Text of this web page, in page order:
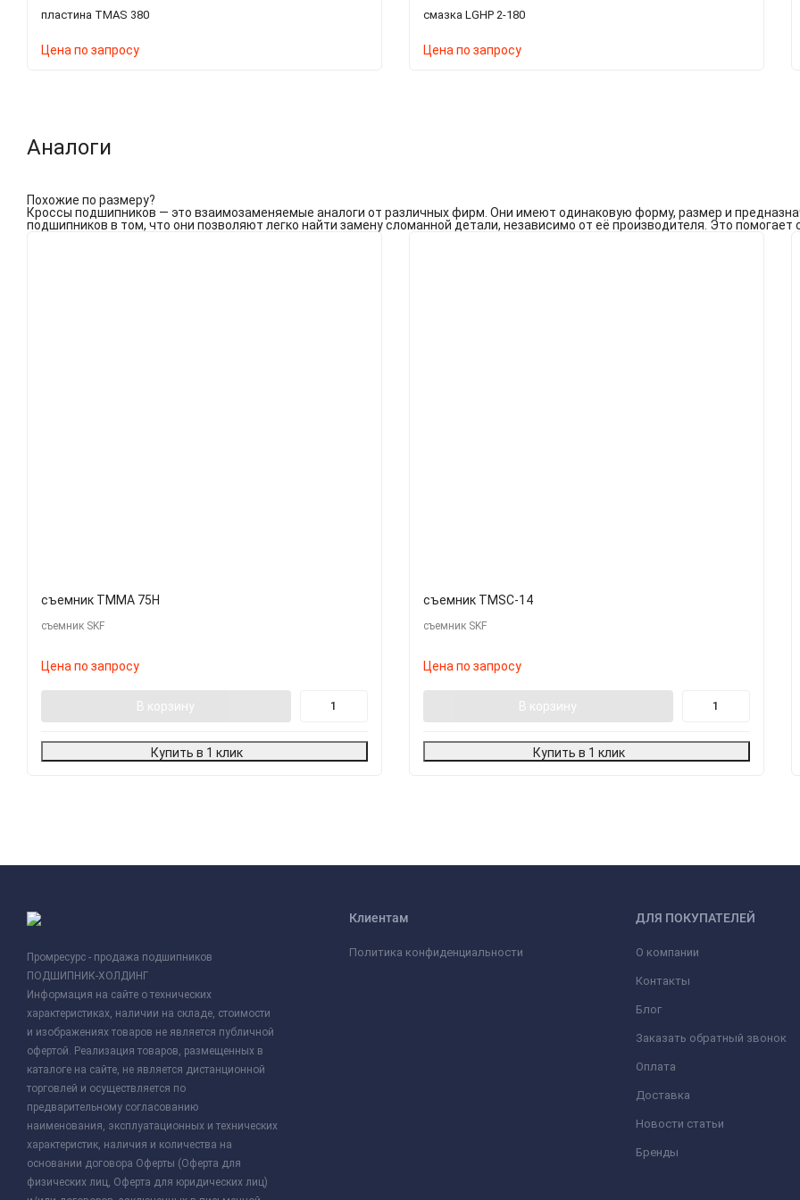
пластина TMAS 380
Цена по запросу
смазка LGHP 2-180
Цена по запросу
Аналоги
Похожие по размеру?
Кроссы подшипников — это взаимозаменяемые аналоги от различных фирм. Они имеют одинаковую форму, размер и
подшипников в том, что они позволяют легко найти замену сломанной детали, независимо от её производителя. Это
съемник TMMA 75H
съемник SKF
Цена по запросу
В корзину
Купить в 1 клик
съемник TMSC-14
съемник SKF
Цена по запросу
В корзину
Купить в 1 клик
Промресурс - продажа подшипников
ПОДШИПНИК-ХОЛДИНГ
Информация на сайте о технических
характеристиках, наличии на складе, стоимости
и изображениях товаров не является публичной
офертой. Реализация товаров, размещенных в
каталоге на сайте, не является дистанционной
торговлей и осуществляется по
предварительному согласованию
наименования, эксплуатационных и технических
характеристик, наличия и количества на
основании договора Оферты (Оферта для
физических лиц, Оферта для юридических лиц)
Клиентам
Политика конфиденциальности
ДЛЯ ПОКУПАТЕЛЕЙ
О компании
Контакты
Блог
Заказать обратный звонок
Оплата
Доставка
Новости статьи
Бренды